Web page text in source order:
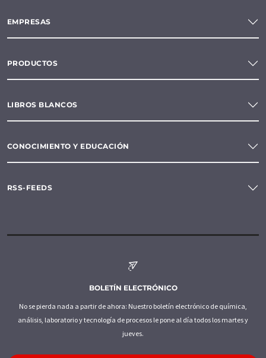
EMPRESAS
PRODUCTOS
LIBROS BLANCOS
CONOCIMIENTO Y EDUCACIÓN
RSS-FEEDS
BOLETÍN ELECTRÓNICO
No se pierda nada a partir de ahora: Nuestro boletín electrónico de química,
análisis, laboratorio y tecnología de procesos le pone al día todos los martes y
jueves.